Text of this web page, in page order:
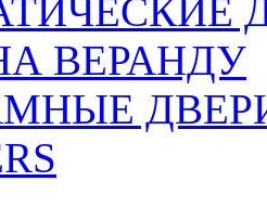
ВЕРАНДУ